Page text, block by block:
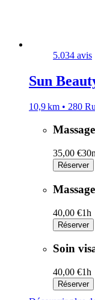
5.034 avis
Sun
10,9 km • 280
35,00 €
Réserver
Massage
40,00 €1h
Réserver
Soin
40,00 €1h
Réserver